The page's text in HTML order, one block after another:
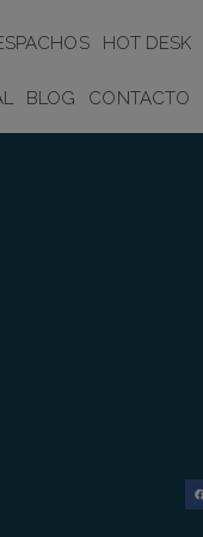
HOT DESK
BLOG CONTACTO